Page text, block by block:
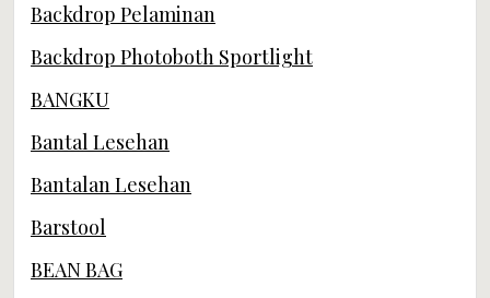
Backdrop Pelaminan
Backdrop Photoboth Sportlight
BANGKU
Bantal Lesehan
Bantalan Lesehan
Barstool
BEAN BAG